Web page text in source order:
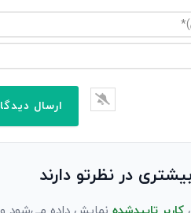
در نظرتو دارند